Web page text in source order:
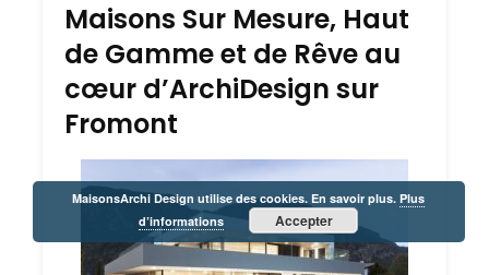
Maisons Sur Mesure, Haut
de Gamme et de Rêve au
cœur d’ArchiDesign sur
Fromont
MaisonsArchi Design utilise des cookies. En savoir plus.Plus
d’informations
Accepter